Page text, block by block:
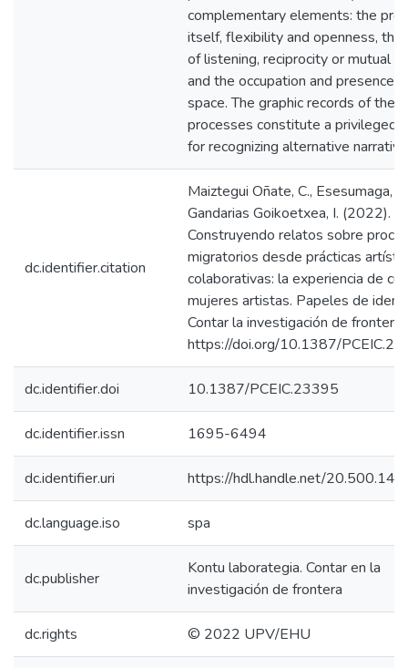
complementary elements: the
itself, flexibility and openness, the
of listening, reciprocity or mutual
and the occupation and presence
space. The graphic records of
processes constitute a privileged
for recognizing alternative
dc.identifier.citation
Maiztegui Oñate, C., Esesumaga,
Gandarias Goikoetxea, I. (2022).
Construyendo relatos sobre
migratorios desde prácticas
colaborativas: la experiencia de
mujeres artistas. Papeles de
Contar la investigación de frontera,
https://doi.org/10.1387/
dc.identifier.doi 10.1387/PCEIC.23395
dc.identifier.issn 1695-6494
dc.identifier.uri https://hdl.handle.net/
dc.language.iso spa
dc.publisher
Kontu laborategia. Contar en la
investigación de frontera
dc.rights © 2022 UPV/EHU